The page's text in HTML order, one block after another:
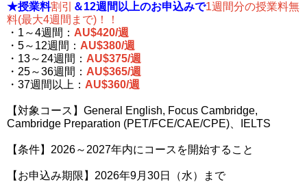
★授業料割引 ＆12週間以上のお申込みで1週間分の授業料無
料(最大4週間まで)！！
・1～4週間： AU$420/週
・5～12週間： AU$380/週
・13～24週間： AU$375/週
・25～36週間： AU$365/週
・37週間以上： AU$360/週
【対象コース】General English, Focus Cambridge,
Cambridge Preparation (PET/FCE/CAE/CPE)、IELTS
【条件】2026～2027年内にコースを開始すること
【お申込み期限】2026年9月30日（水）まで